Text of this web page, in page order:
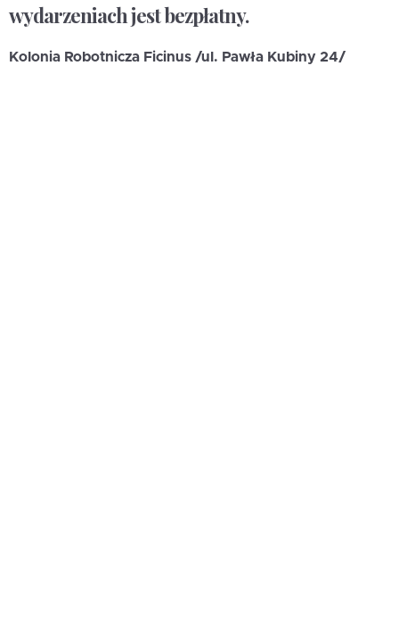
wydarzeniach jest bezpłatny.
Kolonia Robotnicza Ficinus /ul. Pawła Kubiny 24/